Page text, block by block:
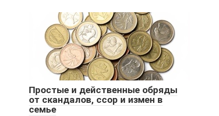
Простые и действенные обряды
от скандалов, ссор и измен в
семье